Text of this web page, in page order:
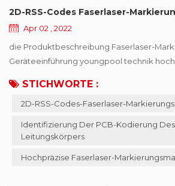
2D-RSS-Codes Faserlaser-
Apr 02 , 2022
die Produktbeschreibung Faserlaser-
Geräteeinführung youngpool technik
Leitungskörper PCB-
oder Offline-Codierung wählen, Laser-
Automobilelektronik, Halbleiter- und
STICHWORTE :
2D-RSS-Codes-Faserlaser-
Identifizierung Der PCB-Kodierung Des
Leitungskörpers
Hochpräzise Faserlaser-